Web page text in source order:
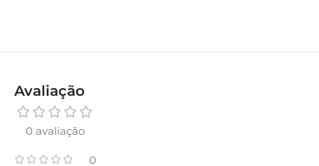
Avaliação
0 avaliação
0